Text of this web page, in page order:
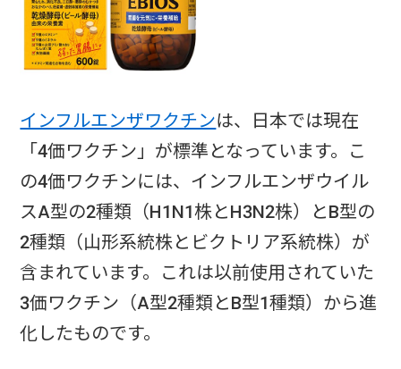
インフルエンザワクチンは、日本では現在
「4価ワクチン」が標準となっています。こ
の4価ワクチンには、インフルエンザウイル
スA型の2種類（H1N1株とH3N2株）とB型の
2種類（山形系統株とビクトリア系統株）が
含まれています。これは以前使用されていた
3価ワクチン（A型2種類とB型1種類）から進
化したものです。